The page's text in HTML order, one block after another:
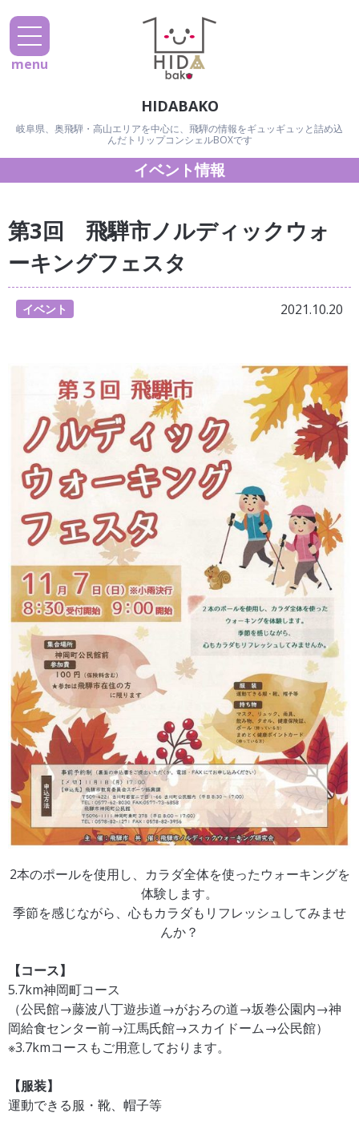
HIDABAKO
岐阜県、奥飛騨・高山エリアを中心に、飛騨の情報をギュッギュッと詰め込
んだトリップコンシェルBOXです
menu
イベント情報
第3回 飛騨市ノルディックウォ
ーキングフェスタ
イベント 2021.10.20
2本のポールを使用し、カラダ全体を使ったウォーキングを
体験します。
季節を感じながら、心もカラダもリフレッシュしてみませ
んか？
【コース】
5.7km神岡町コース
（公民館→藤波八丁遊歩道→がおろの道→坂巻公園内→神
岡給食センター前→江馬氏館→スカイドーム→公民館）
※3.7kmコースもご用意しております。
【服装】
運動できる服・靴、帽子等